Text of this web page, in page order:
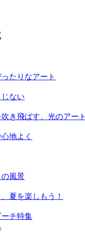
たりなアート
ない
き飛ばす、光のアート
地よく
風景
夏を楽しもう！
チ特集